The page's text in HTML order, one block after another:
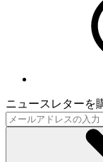
ニュースレターを